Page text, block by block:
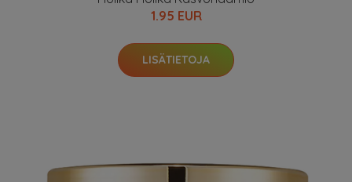
1.95 EUR
LISÄTIETOJA